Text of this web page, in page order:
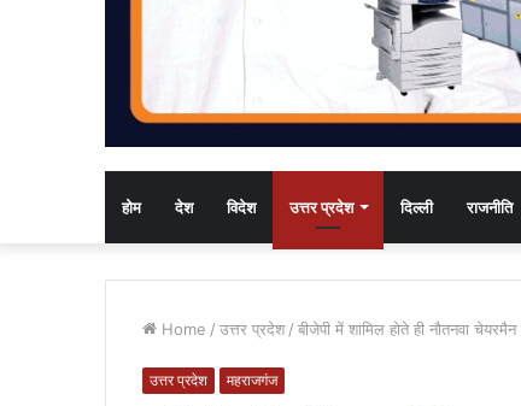
होम देश विदेश उत्तर प्रदेश दिल्ली राजनीति
Home / उत्तर प्रदेश / बीजेपी में शामिल होते ही नौतनवा
उत्तर प्रदेश महराजगंज